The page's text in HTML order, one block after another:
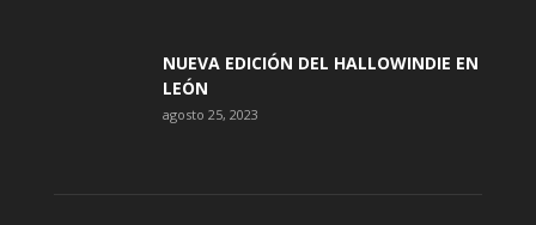
NUEVA EDICIÓN DEL HALLOWINDIE EN
LEÓN
agosto 25, 2023